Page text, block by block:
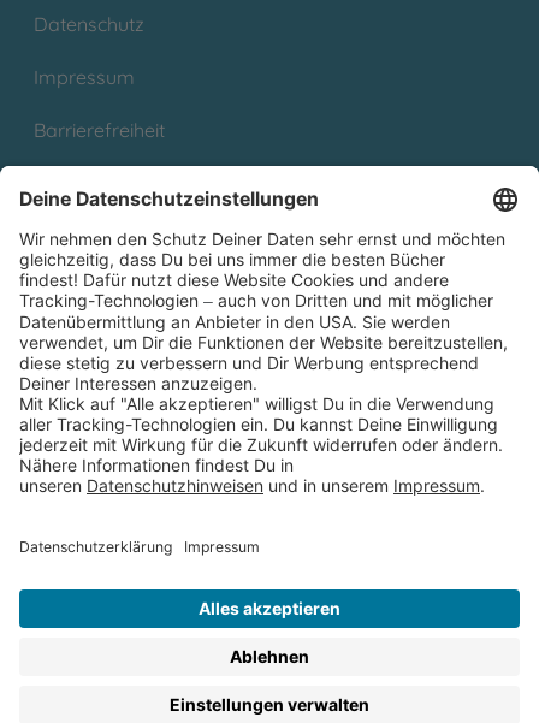
Datenschutz
Impressum
Barrierefreiheit
Partnerprogramm (Affiliate)
Folge uns auf
* Versandkostenfrei ab 9,00 € Bestellwert innerhalb
Deutschlands
** Lieferzeit 1-3 Werktage innerhalb Deutschlands
Thienemann-Esslinger Verlag GmbH, Blumenstraße 36, D-70182